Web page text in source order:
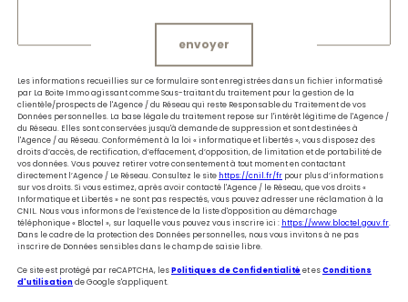
envoyer
Les informations recueillies sur ce formulaire sont enregistrées dans un fichier informatisé
par La Boite Immo agissant comme Sous-traitant du traitement pour la gestion de la
clientèle/prospects de l'Agence / du Réseau qui reste Responsable du Traitement de vos
Données personnelles. La base légale du traitement repose sur l'intérêt légitime de l'Agence /
du Réseau. Elles sont conservées jusqu'à demande de suppression et sont destinées à
l'Agence / au Réseau. Conformément à la loi « informatique et libertés », vous disposez des
droits d’accès, de rectification, d’effacement, d’opposition, de limitation et de portabilité de
vos données. Vous pouvez retirer votre consentement à tout moment en contactant
directement l’Agence / Le Réseau. Consultez le site https://cnil.fr/fr pour plus d’informations
sur vos droits. Si vous estimez, après avoir contacté l'Agence / le Réseau, que vos droits «
Informatique et Libertés » ne sont pas respectés, vous pouvez adresser une réclamation à la
CNIL. Nous vous informons de l’existence de la liste d'opposition au démarchage
téléphonique « Bloctel », sur laquelle vous pouvez vous inscrire ici : https://www.bloctel.gouv.fr.
Dans le cadre de la protection des Données personnelles, nous vous invitons à ne pas
inscrire de Données sensibles dans le champ de saisie libre.
Ce site est protégé par reCAPTCHA, lesPolitiques de Confidentialitéet esConditions
d'utilisationde Google s'appliquent.